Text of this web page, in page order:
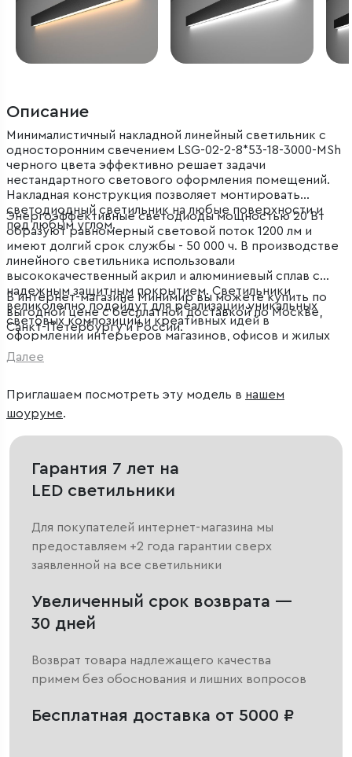
Описание
Минималистичный накладной линейный светильник с
односторонним свечением LSG-02-2-8*53-18-3000-MSh
черного цвета эффективно решает задачи
нестандартного светового оформления помещений.
Накладная конструкция позволяет монтировать
светодиодный светильник на любые поверхности и
под любым углом.
Энергоэффективные светодиоды мощностью 20 Вт
образуют равномерный световой поток 1200 лм и
имеют долгий срок службы - 50 000 ч. В производстве
линейного светильника использовали
высококачественный акрил и алюминиевый сплав с
надежным защитным покрытием. Светильники
великолепно подойдут для реализации уникальных
световых композиций и креативных идей в
оформлении интерьеров магазинов, офисов и жилых
помещений.
В интернет-магазине Минимир вы можете купить по
выгодной цене с бесплатной доставкой по Москве,
Санкт-Петербургу и России.
Далее
Приглашаем посмотреть эту модель в нашем
шоуруме.
Гарантия 7 лет на
LED светильники
Для покупателей интернет-магазина мы
предоставляем +2 года гарантии сверх
заявленной на все светильники
Увеличенный срок возврата —
30 дней
Возврат товара надлежащего качества
примем без обоснования и лишних вопросов
Бесплатная доставка от 5000 ₽